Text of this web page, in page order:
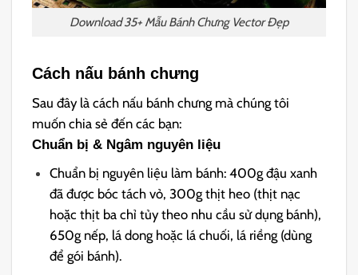
Download 35+ Mẫu Bánh Chưng Vector Đẹp
Cách nấu bánh chưng
Sau đây là cách nấu bánh chưng mà chúng tôi
muốn chia sẻ đến các bạn:
Chuẩn bị & Ngâm nguyên liệu
Chuẩn bị nguyên liệu làm bánh: 400g đậu xanh
đã được bóc tách vỏ, 300g thịt heo (thịt nạc
hoặc thịt ba chỉ tủy theo nhu cầu sử dụng bánh),
650g nếp, lá dong hoặc lá chuối, lá riềng (dùng
để gói bánh).